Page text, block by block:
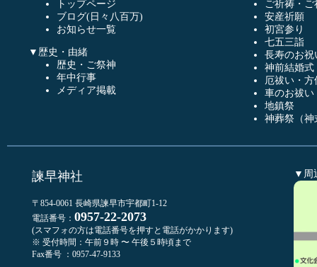
トップページ
ブログ(日々八百万)
お知らせ一覧
▼歴史・由緒
歴史・ご祭神
年中行事
メディア掲載
ご祈祷・
安産祈願
初宮参り
七五三詣
長寿のお祝
神前結婚式
厄祓い・方
車のお祓い
地鎮祭
神葬祭（神
諫早神社
〒854-0061 長崎県諫早市宇都町1-12
電話番号： 0957-22-2073
(スマフォの方は電話番号を押すと電話がかかります)
※ 受付時間：午前９時 〜 午後５時頃まで
Fax番号 ：0957-47-9133
▼周